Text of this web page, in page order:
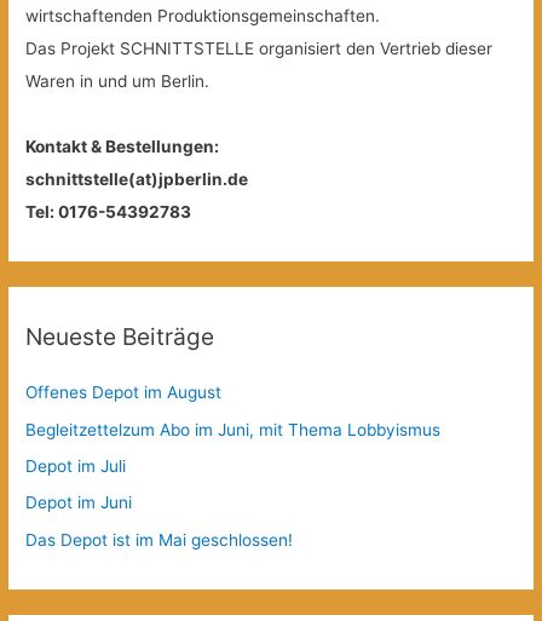
wirtschaftenden Produktionsgemeinschaften.
Das Projekt SCHNITTSTELLE organisiert den Vertrieb dieser
Waren in und um Berlin.
Kontakt & Bestellungen:
schnittstelle(at)jpberlin.de
Tel: 0176-54392783
Neueste Beiträge
Offenes Depot im August
Begleitzettelzum Abo im Juni, mit Thema Lobbyismus
Depot im Juli
Depot im Juni
Das Depot ist im Mai geschlossen!